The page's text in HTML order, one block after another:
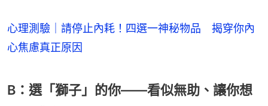
心理測驗｜請停止內耗！四選一神秘物品 揭穿你內
心焦慮真正原因
B：選「獅子」的你——看似無助、讓你想